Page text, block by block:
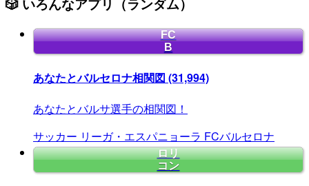
FC
B
あなたとバルセロナ相関図 (31,994)
あなたとバルサ選手の相関図！
サッカー リーガ・エスパニョーラ FCバルセロナ
ロリ
コン